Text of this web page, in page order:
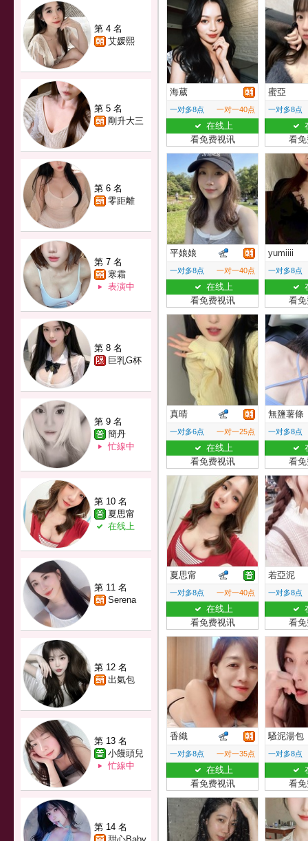
第 4 名
艾媛熙
第 5 名
剛升大三
第 6 名
零距離
第 7 名
寒霜
表演中
第 8 名
巨乳G杯
第 9 名
簡丹
忙線中
第 10 名
夏思甯
在线上
第 11 名
Serena
第 12 名
出氣包
第 13 名
小饅頭兒
忙線中
第 14 名
海葳
一对多8点 一对一40点
在线上
看免费视讯
蜜亞
一对多8点
看
平娘娘
一对多8点 一对一40点
在线上
看免费视讯
yumiiii
一对多8点
看
真晴
一对多6点 一对一25点
在线上
看免费视讯
無鹽薯條
一对多8点
看
夏思甯
一对多8点 一对一40点
在线上
看免费视讯
若亞泥
一对多8点
看
香織
一对多8点 一对一35点
在线上
看免费视讯
騷泥湯包
一对多8点
看